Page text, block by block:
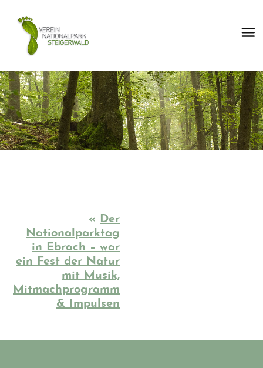
« Der
Nationalparktag
in Ebrach – war
ein Fest der Natur
mit Musik,
Mitmachprogramm
& Impulsen